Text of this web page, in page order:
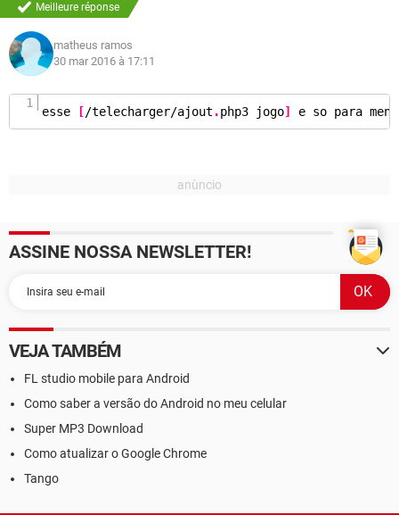
Meilleure réponse
matheus ramos
30 mar 2016 à 17:11
esse [/telecharger/ajout .php3 jogo] e so para
ASSINE NOSSA NEWSLETTER!
VEJA TAMBÉM
FL studio mobile para Android
Como saber a versão do Android no meu celular
Super MP3 Download
Como atualizar o Google Chrome
Tango